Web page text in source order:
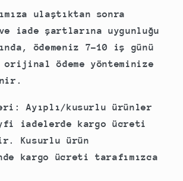
ulaştıktan sonra
iade şartlarına uygunluğu
ödemeniz 7-10 iş günü
ödeme yönteminize
Ayıplı/kusurlu ürünler
iadelerde kargo ücreti
Kusurlu ürün
kargo ücreti tarafımızca